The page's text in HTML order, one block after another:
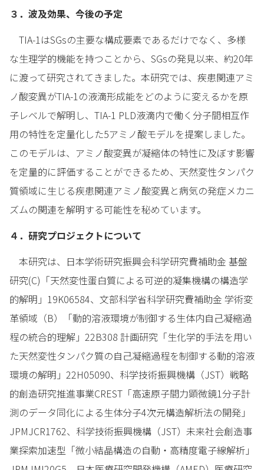
３．波及効果、今後の予定
TIA-1はSGsの主要な構成要素であるだけでなく、多様
な生理学的機能を持つことから、SGsの発見以来、約20年
に渡って研究されてきました。本研究では、疾患関連アミ
ノ酸変異がTIA-1の液滴形成能をどのように変えるかを原
子レベルで解明し、TIA-1 PLD液滴内で働く分子間相互作
用の特性を定量化した5アミノ酸モデルを提案しました。
このモデルは、アミノ酸変異が凝縮体の特性に及ぼす影響
を定量的に評価することができるため、天然変性タンパク
質領域に生じる疾患関連アミノ酸変異と病気の発症メカニ
ズムの関連を解明する可能性を秘めています。
４．研究プロジェクトについて
本研究は、日本学術研究振興会科学研究費補助金 基盤
研究(C)「天然変性蛋白質による可逆的凝集機構の構造学
的解明」19K06584、文部科学省科学研究費補助金 学術変
革領域（B）「動的溶液環境が制御する生体内自己凝縮過
程の統合的理解」22B308 計画研究「生化学的手法を用い
た天然変性タンパク質の自己凝縮過程を制御する動的溶液
環境の解明」22H05090、科学技術振興機構（JST）戦略
的創造研究推進事業CREST「高速原子間力顕微鏡1分子計
測のデータ同化による生体分子4次元構造解析法の開発」
JPMJCR1762、科学技術振興機構（JST）未来社会創造事
業探索加速型「微小結晶構造の自動・高精度電子線解析」